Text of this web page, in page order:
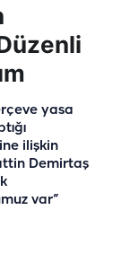
yasa
ilişkin
Demirtaş
var”